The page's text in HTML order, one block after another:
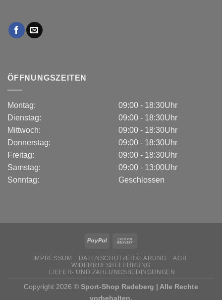
ÖFFNUNGSZEITEN
Montag:
Dienstag:
Mittwoch:
Donnerstag:
Freitag:
Samstag:
Sonntag:
09:00 - 18:30Uhr
09:00 - 18:30Uhr
09:00 - 18:30Uhr
09:00 - 18:30Uhr
09:00 - 18:30Uhr
09:00 - 13:00Uhr
Geschlossen
IMPRESSUM DATENSCHUTZERKLÄRUNG
AGB
WIDERRUFSBELEHRUNG
LIEFER- UND ZAHLUNGSBEDINGUNGEN
Copyright 2026 © Sport-Shop Radeberg | Alle Rechte
vorbehalten.